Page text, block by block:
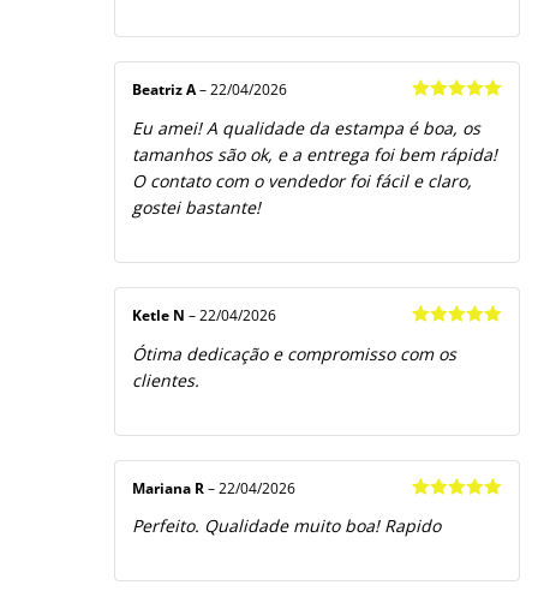
de 5
Beatriz A– 22/04/2026
Eu amei! A qualidade da estampa é boa, os
tamanhos são ok, e a entrega foi bem rápida!
O contato com o vendedor foi fácil e claro,
gostei bastante!
de 5
Ketle N – 22/04/2026
Ótima dedicação e compromisso com os
clientes.
de 5
Mariana R – 22/04/2026
Perfeito. Qualidade muito boa! Rapido